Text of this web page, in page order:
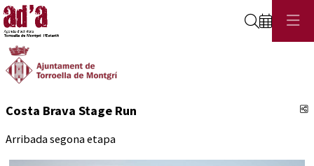
Cerca
Costa Brava Stage Run
Arribada segona etapa